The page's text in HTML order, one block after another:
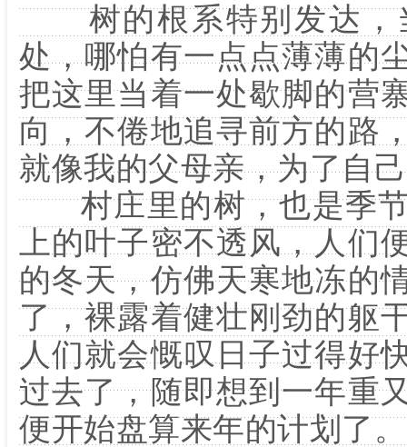
树的根系特别发达，
处，哪怕有一点点薄薄的
把这里当着一处歇脚的营
向，不倦地追寻前方的路
就像我的父母亲，为了自
村庄里的树，也是季节
上的叶子密不透风，人们
的冬天，仿佛天寒地冻的
了，裸露着健壮刚劲的躯
人们就会慨叹日子过得好
过去了，随即想到一年重
便开始盘算来年的计划了。